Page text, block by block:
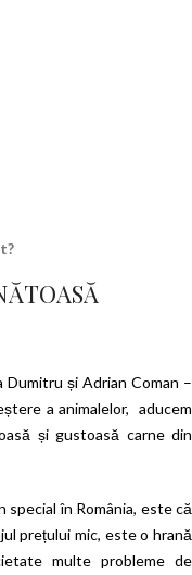
și Adrian Coman –
a animalelor, aducem
și gustoasă carne din
special în România, este că
prețului mic, este o hrană
multe probleme de